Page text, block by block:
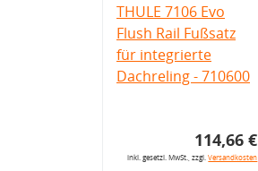
THULE 7106 Evo
Flush Rail Fußsatz
für integrierte
Dachreling - 710600
114,66 €
inkl. gesetzl. MwSt., zzgl.Versandkosten